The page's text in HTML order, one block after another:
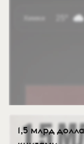
1,5 млрд